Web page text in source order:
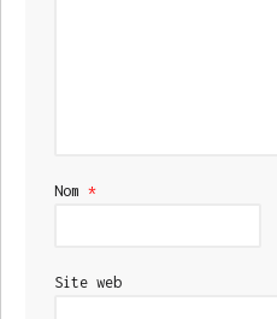
Nom *
Site web